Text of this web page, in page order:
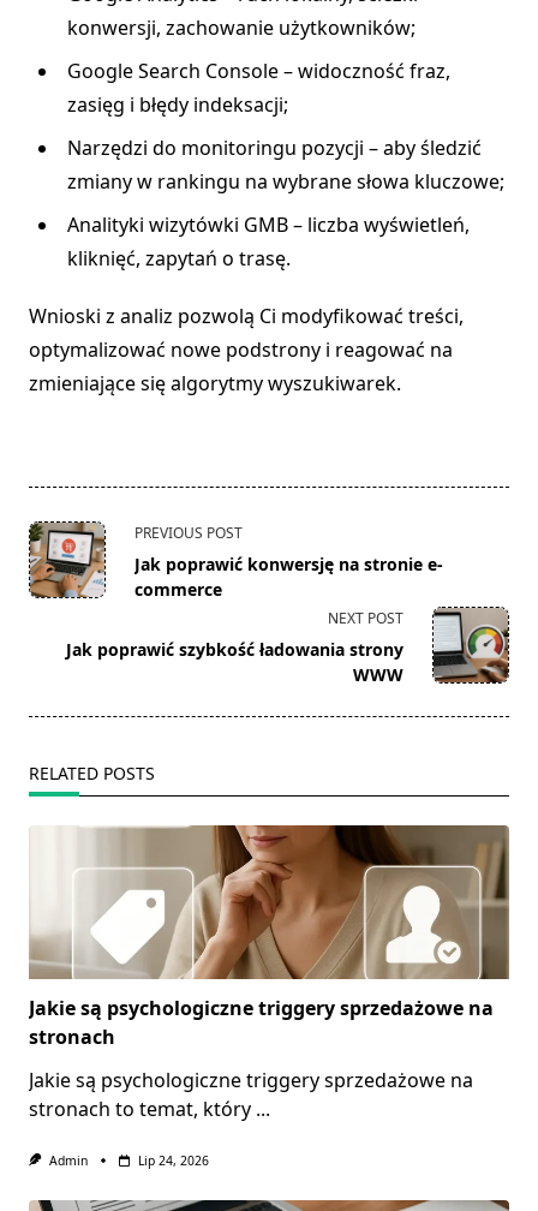
konwersji, zachowanie użytkowników;
Google Search Console – widoczność fraz,
zasięg i błędy indeksacji;
Narzędzi do monitoringu pozycji – aby śledzić
zmiany w rankingu na wybrane słowa kluczowe;
Analityki wizytówki GMB – liczba wyświetleń,
kliknięć, zapytań o trasę.
Wnioski z analiz pozwolą Ci modyfikować treści,
optymalizować nowe podstrony i reagować na
zmieniające się algorytmy wyszukiwarek.
<span
class="nav-
subtitle
reader-
PREVIOUS POST
Jak poprawić konwersję na stronie e-
commerce
NEXT POST
Jak poprawić szybkość ładowania strony
WWW
RELATED POSTS
Jakie są psychologiczne triggery sprzedażowe na
stronach
Jakie są psychologiczne triggery sprzedażowe na
stronach to temat, który ...
Admin Lip 24, 2026